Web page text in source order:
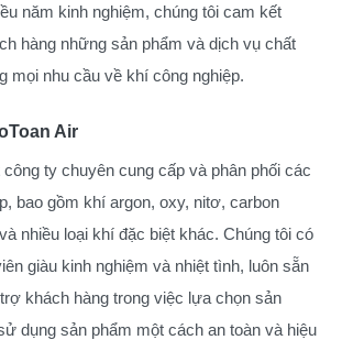
năm kinh nghiệm, chúng tôi cam kết
hàng những sản phẩm và dịch vụ chất
mọi nhu cầu về khí công nghiệp.
Air
công ty chuyên cung cấp và phân phối các
bao gồm khí argon, oxy, nitơ, carbon
nhiều loại khí đặc biệt khác. Chúng tôi có
giàu kinh nghiệm và nhiệt tình, luôn sẵn
khách hàng trong việc lựa chọn sản
dụng sản phẩm một cách an toàn và hiệu